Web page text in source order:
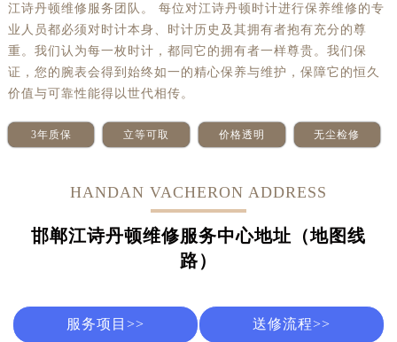
江诗丹顿维修服务团队。 每位对江诗丹顿时计进行保养维修的专
业人员都必须对时计本身、时计历史及其拥有者抱有充分的尊
重。我们认为每一枚时计，都同它的拥有者一样尊贵。我们保
证，您的腕表会得到始终如一的精心保养与维护，保障它的恒久
价值与可靠性能得以世代相传。
3年质保 立等可取 价格透明 无尘检修
HANDAN VACHERON ADDRESS
邯郸江诗丹顿维修服务中心地址（地图线
路）
服务项目>> 送修流程>>